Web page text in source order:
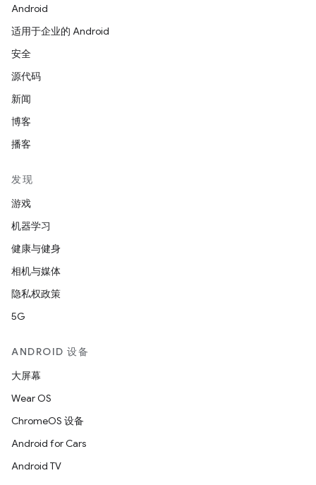
Android
适用于企业的 Android
安全
源代码
新闻
博客
播客
发现
游戏
机器学习
健康与健身
相机与媒体
隐私权政策
5G
ANDROID 设备
大屏幕
Wear OS
ChromeOS 设备
Android for Cars
Android TV